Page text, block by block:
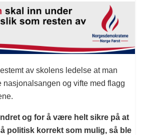
av skolens ledelse at man
nasjonalsangen og vifte med flagg
og for å være helt sikre på at
politisk korrekt som mulig, så ble